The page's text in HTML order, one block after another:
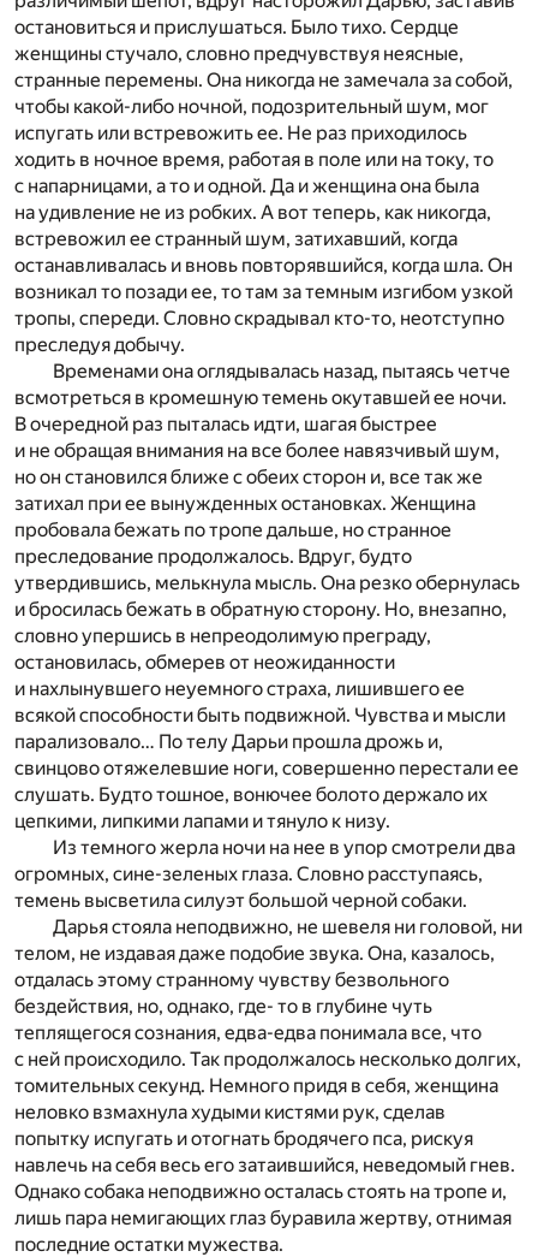
остановиться и прислушаться. Было тихо. Сердце
женщины стучало, словно предчувствуя неясные,
странные перемены. Она никогда не замечала за собой,
чтобы какой-либо ночной, подозрительный шум, мог
испугать или встревожить ее. Не раз приходилось
ходить в ночное время, работая в поле или на току, то
с напарницами, а то и одной. Да и женщина она была
на удивление не из робких. А вот теперь, как никогда,
встревожил ее странный шум, затихавший, когда
останавливалась и вновь повторявшийся, когда шла. Он
возникал то позади ее, то там за темным изгибом узкой
тропы, спереди. Словно скрадывал кто-то, неотступно
преследуя добычу.
Временами она оглядывалась назад, пытаясь четче
всмотреться в кромешную темень окутавшей ее ночи.
В очередной раз пыталась идти, шагая быстрее
и не обращая внимания на все более навязчивый шум,
но он становился ближе с обеих сторон и, все так же
затихал при ее вынужденных остановках. Женщина
пробовала бежать по тропе дальше, но странное
преследование продолжалось. Вдруг, будто
утвердившись, мелькнула мысль. Она резко обернулась
и бросилась бежать в обратную сторону. Но, внезапно,
словно упершись в непреодолимую преграду,
остановилась, обмерев от неожиданности
и нахлынувшего неуемного страха, лишившего ее
всякой способности быть подвижной. Чувства и мысли
парализовало… По телу Дарьи прошла дрожь и,
свинцово отяжелевшие ноги, совершенно перестали ее
слушать. Будто тошное, вонючее болото держало их
цепкими, липкими лапами и тянуло к низу.
Из темного жерла ночи на нее в упор смотрели два
огромных, сине-зеленых глаза. Словно расступаясь,
темень высветила силуэт большой черной собаки.
Дарья стояла неподвижно, не шевеля ни головой, ни
телом, не издавая даже подобие звука. Она, казалось,
отдалась этому странному чувству безвольного
бездействия, но, однако, где- то в глубине чуть
теплящегося сознания, едва-едва понимала все, что
с ней происходило. Так продолжалось несколько долгих,
томительных секунд. Немного придя в себя, женщина
неловко взмахнула худыми кистями рук, сделав
попытку испугать и отогнать бродячего пса, рискуя
навлечь на себя весь его затаившийся, неведомый гнев.
Однако собака неподвижно осталась стоять на тропе и,
лишь пара немигающих глаз буравила жертву, отнимая
последние остатки мужества.